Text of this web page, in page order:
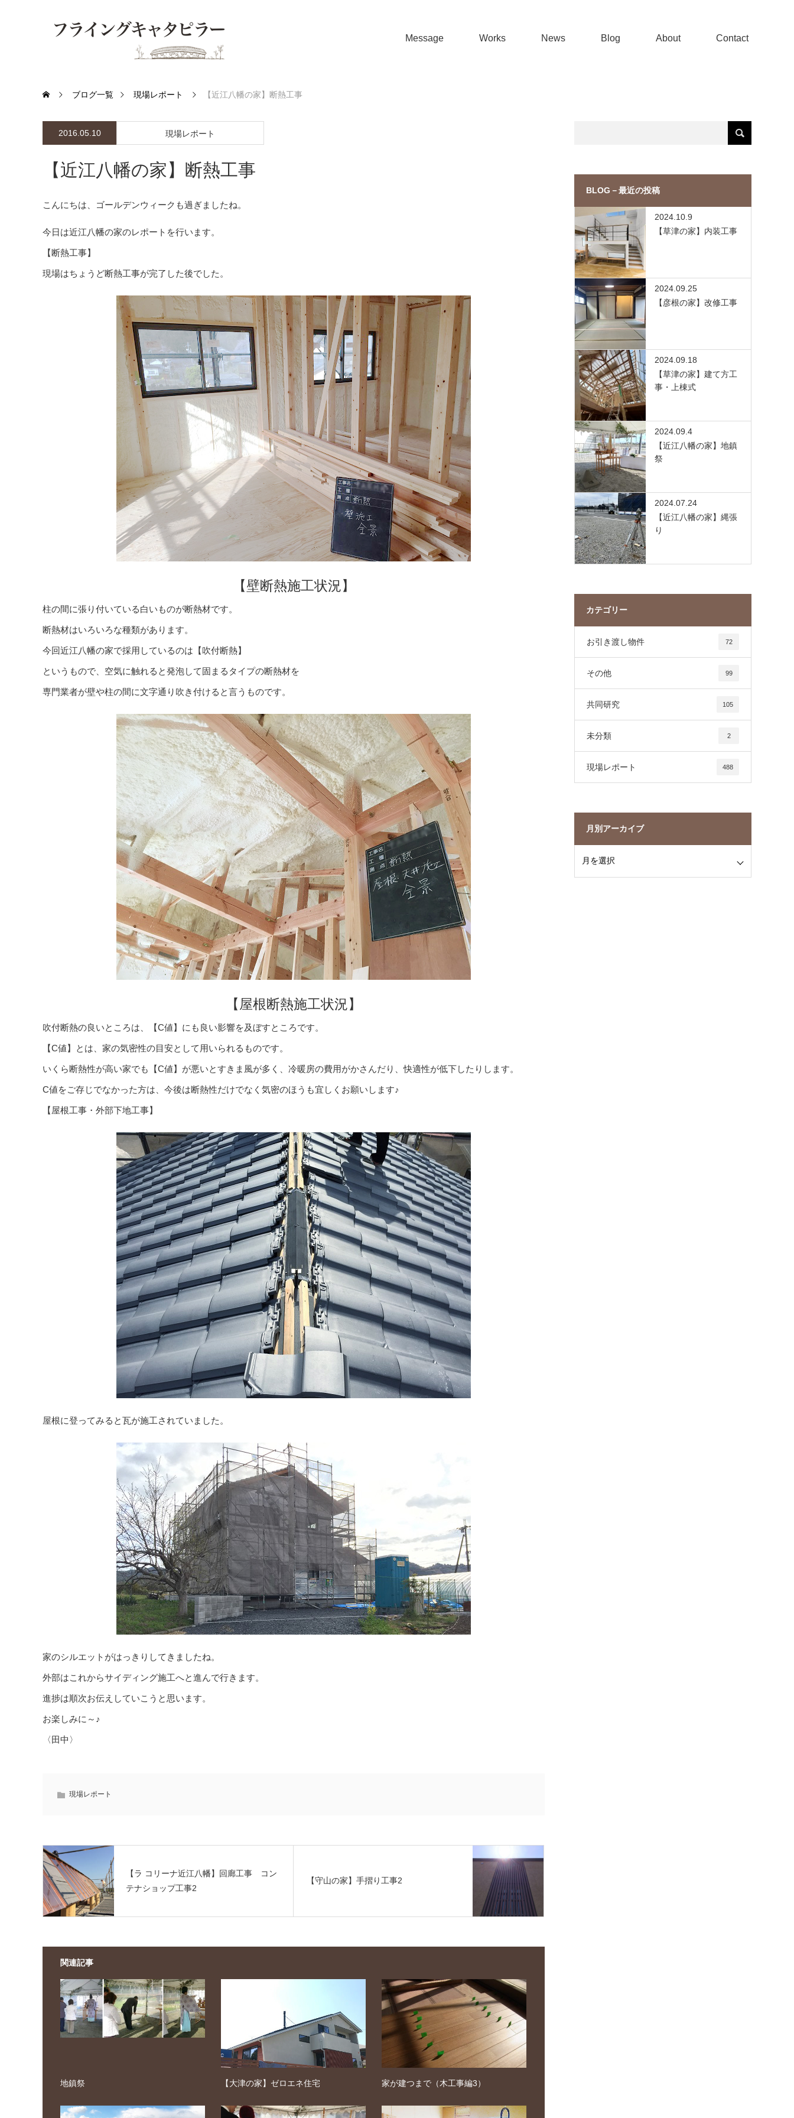
Message Works News Blog About Contact
ブログ一覧 現場レポート 【近江八幡の家】断熱工事
2016.05.10 現場レポート
【近江八幡の家】断熱工事
こんにちは、ゴールデンウィークも過ぎましたね。
今日は近江八幡の家のレポートを行います。
【断熱工事】
現場はちょうど断熱工事が完了した後でした。
【壁断熱施工状況】
柱の間に張り付いている白いものが断熱材です。
断熱材はいろいろな種類があります。
今回近江八幡の家で採用しているのは【吹付断熱】
というもので、空気に触れると発泡して固まるタイプの断熱材を
専門業者が壁や柱の間に文字通り吹き付けると言うものです。
【屋根断熱施工状況】
吹付断熱の良いところは、【C値】にも良い影響を及ぼすところです。
【C値】とは、家の気密性の目安として用いられるものです。
いくら断熱性が高い家でも【C値】が悪いとすきま風が多く、冷暖房の費用がかさんだり、快適性が低下したりします。
C値をご存じでなかった方は、今後は断熱性だけでなく気密のほうも宜しくお願いします♪
【屋根工事・外部下地工事】
屋根に登ってみると瓦が施工されていました。
家のシルエットがはっきりしてきましたね。
外部はこれからサイディング施工へと進んで行きます。
進捗は順次お伝えしていこうと思います。
お楽しみに～♪
〈田中〉
現場レポート
【ラ コリーナ近江八幡】回廊工事 コン
テナショップ工事2
【守山の家】手摺り工事2
関連記事
地鎮祭 【大津の家】ゼロエネ住宅 家が建つまで（木工事編3）
BLOG－最近の投稿
2024.10.9
【草津の家】内装工事
2024.09.25
【彦根の家】改修工事
2024.09.18
【草津の家】建て方工
事・上棟式
2024.09.4
【近江八幡の家】地鎮
祭
2024.07.24
【近江八幡の家】縄張
り
カテゴリー
お引き渡し物件 72
その他 99
共同研究 105
未分類 2
現場レポート 488
月別アーカイブ